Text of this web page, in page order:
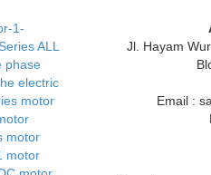
Jl. Hayam
Email :